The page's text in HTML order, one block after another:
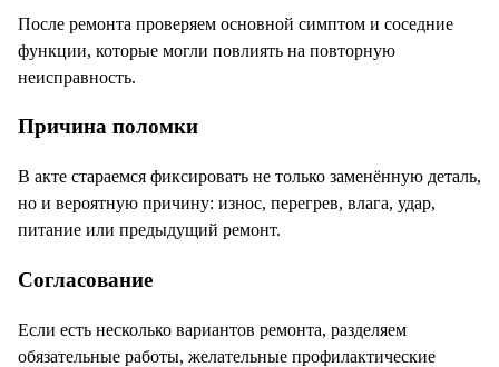
После ремонта проверяем основной симптом и соседние
функции, которые могли повлиять на повторную
неисправность.
Причина поломки
В акте стараемся фиксировать не только заменённую деталь,
но и вероятную причину: износ, перегрев, влага, удар,
питание или предыдущий ремонт.
Согласование
Если есть несколько вариантов ремонта, разделяем
обязательные работы, желательные профилактические